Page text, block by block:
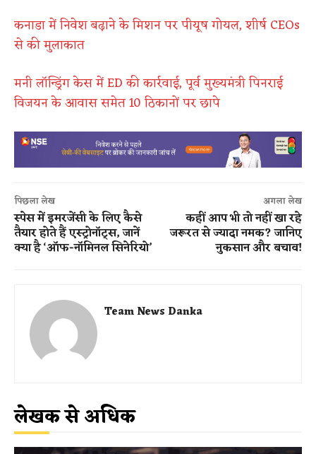
कनाडा में निवेश बढ़ाने के मिशन पर पीयूष गोयल, शीर्ष CEOs
से की मुलाकात
मनी लॉन्ड्रिंग केस में ED की कार्रवाई, पूर्व मुख्यमंत्री पिनराई
विजयन के आवास समेत 10 ठिकानों पर छापे
पिछला लेख
स्पेस में इमरजेंसी के लिए कैसे
तैयार होते हैं एस्ट्रोनॉट्स, जानें
क्या है ‘ऑफ-नॉमिनल सिनेरियो’
अगला लेख
कहीं आप भी तो नहीं खा रहे
जरूरत से ज्यादा नमक? जानिए
नुकसान और बचाव!
Team News Danka
लेखक से अधिक